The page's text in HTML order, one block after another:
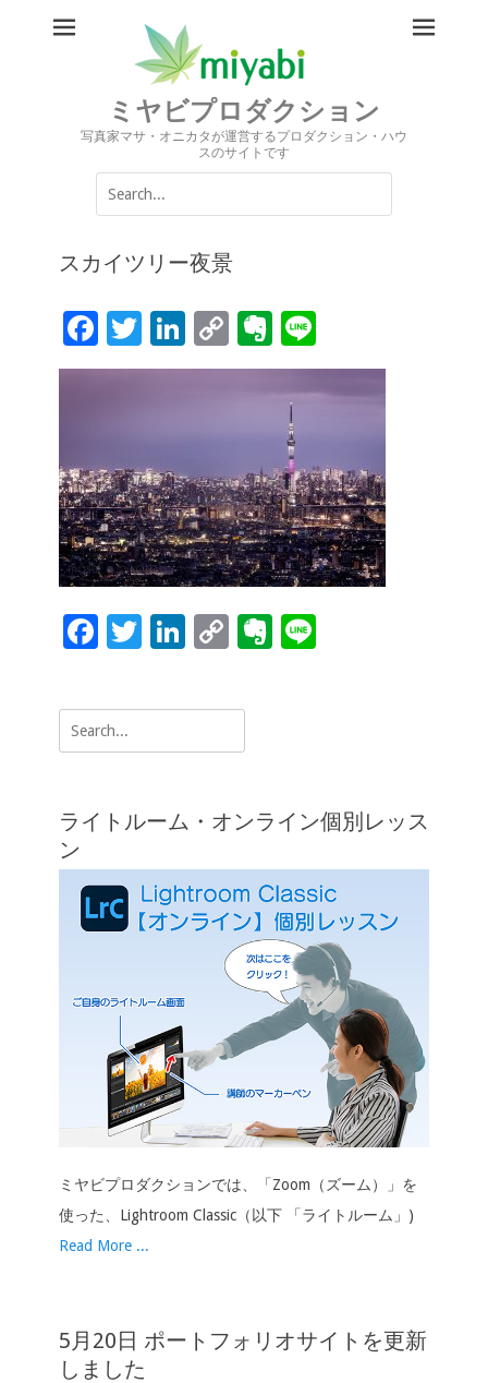
ミヤビプロダクション
写真家マサ・オニカタが運営するプロダクション・ハウ
スのサイトです
Search
for:
スカイツリー夜景
F
ac
o
o
k
T
wi
Li
n
e
dI
n
C
o
y
Li
n
k
Ev
er
n
ot
e
n
e
F
e
b
o
k
T
tt
Li
k
C
p
n
k
Ev
Search
for:
ライトルーム・オンライン個別レッス
ン
ミヤビプロダクションでは、「Zoom（ズーム）」を
使った、Lightroom Classic（以下 「ライトルーム」)
Read More ...
5月20日 ポートフォリオサイトを更新
しました